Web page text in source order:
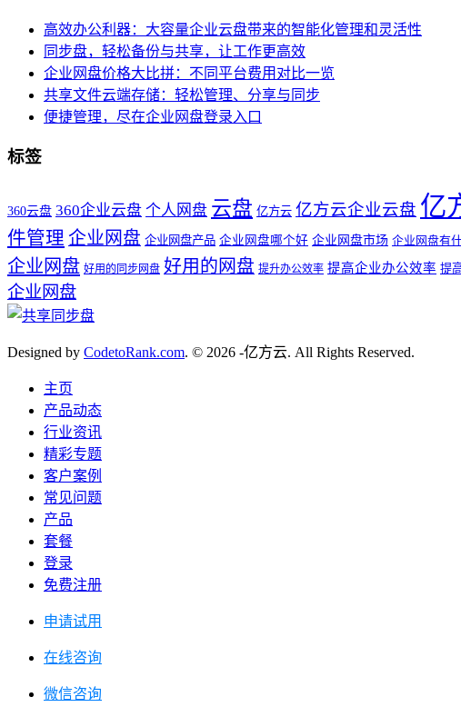
高效办公利器：大容量企业云盘带来的智能化管理和灵活性
同步盘，轻松备份与共享，让工作更高效
企业网盘价格大比拼：不同平台费用对比一览
共享文件云端存储：轻松管理、分享与同步
便捷管理，尽在企业网盘登录入口
标签
360云盘 360企业云盘 个人网盘 云盘 亿方云 亿方云企业云盘 亿
件管理 企业网盘 企业网盘产品 企业网盘哪个好 企业网盘市场 企业网盘有
企业网盘 好用的同步网盘 好用的网盘 提升办公效率 提高企业办公效率 提
企业网盘
Designed by CodetoRank.com. © 2026 -亿方云. All Rights Reserved.
主页
产品动态
行业资讯
精彩专题
客户案例
常见问题
产品
套餐
登录
免费注册
申请试用
在线咨询
微信咨询